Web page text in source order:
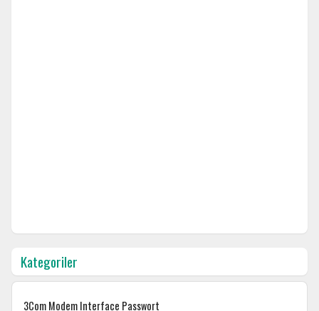
Kategoriler
3Com Modem Interface Passwort